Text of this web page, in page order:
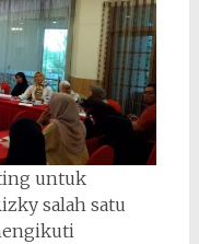
untuk
salah satu